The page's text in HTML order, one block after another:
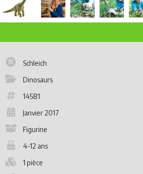
Schleich
Dinosaurs
14581
Janvier 2017
Figurine
4-12 ans
1 pièce